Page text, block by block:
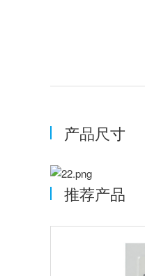
产品尺寸
推荐产品